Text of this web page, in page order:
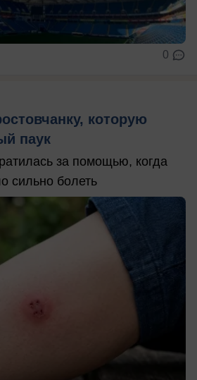
0
которую
паук
за помощью, когда
сильно болеть